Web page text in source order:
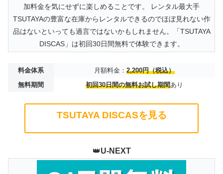
加料金を気にせずに楽しめることです。 レンタル最大手
TSUTAYAの豊富な在庫からレンタルできるのでほぼ見れない作
品はないといっても過言ではないかもしれません。「TSUTAYA
DISCAS」は初回30日間無料で体験できます。
料金体系 月額料金： 2,200円（税込）
無料期間
初回30日間の無料お試し期間あり
TSUTAYA DISCASを見る
👑U-NEXT